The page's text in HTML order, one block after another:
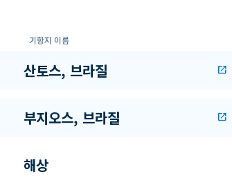
기항지 이름
산토스, 브라질 open_in_new
부지오스, 브라질 open_in_new
해상